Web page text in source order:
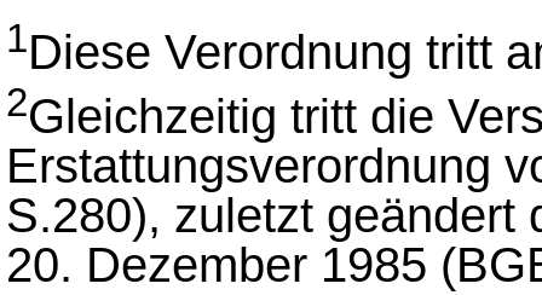
1Diese Verordnung tritt
2Gleichzeitig tritt die
Erstattungsverordnung
S.280), zuletzt geändert
20. Dezember 1985